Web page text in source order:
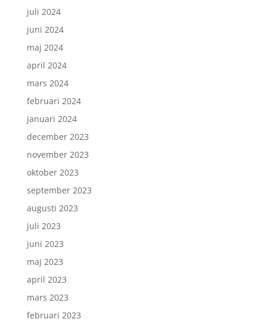
juli 2024
juni 2024
maj 2024
april 2024
mars 2024
februari 2024
januari 2024
december 2023
november 2023
oktober 2023
september 2023
augusti 2023
juli 2023
juni 2023
maj 2023
april 2023
mars 2023
februari 2023